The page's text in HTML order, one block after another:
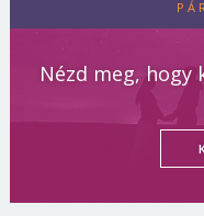
Nézd meg, hogy